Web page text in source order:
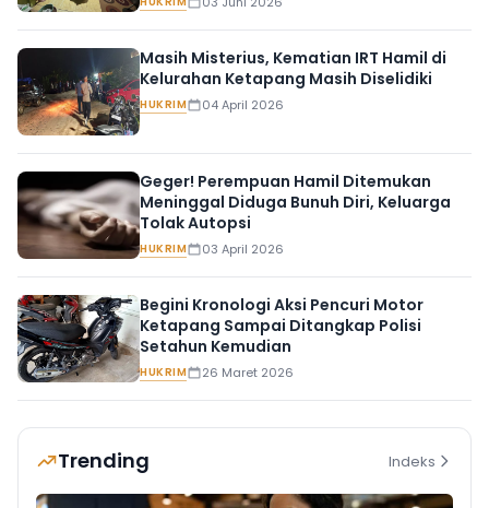
Masih Misterius, Kematian IRT Hamil di
Kelurahan Ketapang Masih Diselidiki
HUKRIM 04 April 2026
Geger! Perempuan Hamil Ditemukan
Meninggal Diduga Bunuh Diri, Keluarga
Tolak Autopsi
HUKRIM 03 April 2026
Begini Kronologi Aksi Pencuri Motor
Ketapang Sampai Ditangkap Polisi
Setahun Kemudian
HUKRIM 26 Maret 2026
Trending Indeks